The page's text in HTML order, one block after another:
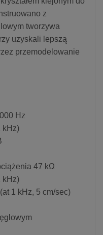
z
tworzywa
uzyskali lepszą
przemodelowanie
Hz
kHz)
47 kΩ
kHz)
1 kHz, 5 cm/sec)